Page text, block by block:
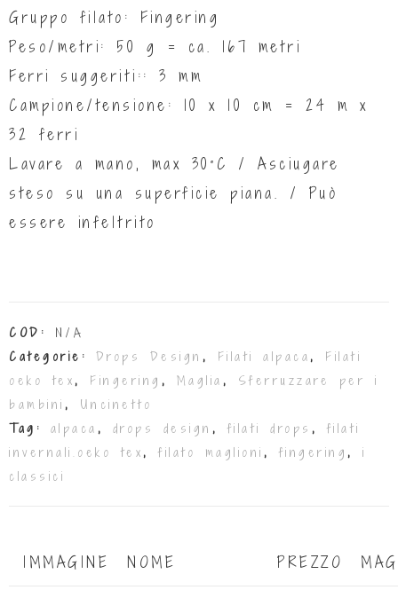
Gruppo filato: Fingering
Peso/metri: 50 g = ca. 167 metri
Ferri suggeriti:: 3 mm
Campione/tensione: 10 x 10 cm = 24 m x
32 ferri
Lavare a mano, max 30°C / Asciugare
steso su una superficie piana. / Può
essere infeltrito
COD: N/A
Categorie: Drops Design , Filati alpaca , Filati
oeko tex , Fingering , Maglia , Sferruzzare per i
bambini , Uncinetto
Tag: alpaca , drops design , filati drops , filati
invernali.oeko tex , filato maglioni , fingering , i
classici
IMMAGINE NOME PREZZO